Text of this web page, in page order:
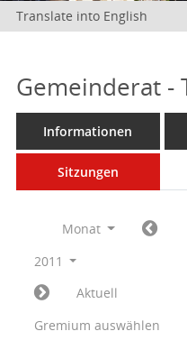
Translate into English
Gemeinderat -
Informationen
Sitzungen
Monat
2011
Aktuell
Gremium auswählen